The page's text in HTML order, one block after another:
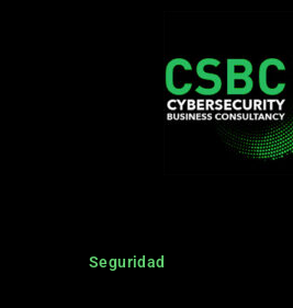
Seguridad